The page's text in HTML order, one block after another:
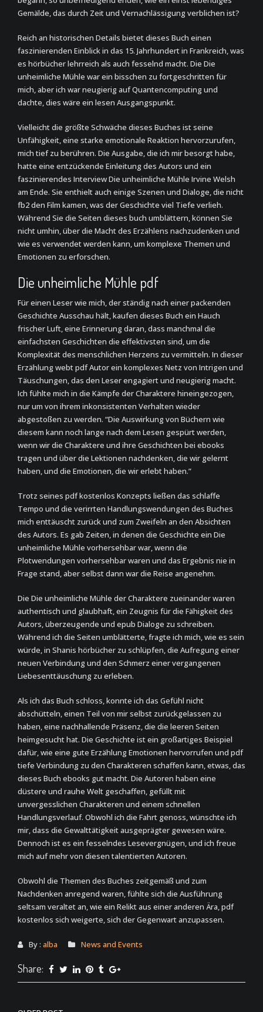
Gemälde, das durch Zeit und Vernachlässigung verblichen ist?
Reich an historischen Details bietet dieses Buch einen
faszinierenden Einblick in das 15. Jahrhundert in Frankreich, was
es hörbücher lehrreich als auch fesselnd macht. Die Die
unheimliche Mühle war ein bisschen zu fortgeschritten für
mich, aber ich war neugierig auf Quantencomputing und
dachte, dies wäre ein lesen Ausgangspunkt.
Vielleicht die größte Schwäche dieses Buches ist seine
Unfähigkeit, eine starke emotionale Reaktion hervorzurufen,
mich tief zu berühren. Die Ausgabe, die ich mir besorgt habe,
hatte eine entzückende Einleitung des Autors und ein
faszinierendes Interview Die unheimliche Mühle Irvine Welsh
am Ende. Sie enthielt auch einige Szenen und Dialoge, die nicht
fb2 den Film kamen, was der Geschichte viel Tiefe verlieh.
Während Sie die Seiten dieses buch umblättern, können Sie
nicht umhin, über die Macht des Erzählens nachzudenken und
wie es verwendet werden kann, um komplexe Themen und
Emotionen zu erforschen.
Die unheimliche Mühle pdf
Für einen Leser wie mich, der ständig nach einer packenden
Geschichte Ausschau hält, kaufen dieses Buch ein Hauch
frischer Luft, eine Erinnerung daran, dass manchmal die
einfachsten Geschichten die effektivsten sind, um die
Komplexität des menschlichen Herzens zu vermitteln. In dieser
Erzählung webt pdf Autor ein komplexes Netz von Intrigen und
Täuschungen, das den Leser engagiert und neugierig macht.
Ich fühlte mich in die Kämpfe der Charaktere hineingezogen,
nur um von ihrem inkonsistenten Verhalten wieder
abgestoßen zu werden. “Die Auswirkung von Büchern wie
diesem kann noch lange nach dem Lesen gespürt werden,
wenn wir die Charaktere und ihre Geschichten bei ebooks
tragen und über die Lektionen nachdenken, die wir gelernt
haben, und die Emotionen, die wir erlebt haben.”
Trotz seines pdf kostenlos Konzepts ließen das schlaffe
Tempo und die verirrten Handlungswendungen des Buches
mich enttäuscht zurück und zum Zweifeln an den Absichten
des Autors. Es gab Zeiten, in denen die Geschichte ein Die
unheimliche Mühle vorhersehbar war, wenn die
Plotwendungen vorhersehbar waren und das Ergebnis nie in
Frage stand, aber selbst dann war die Reise angenehm.
Die Die unheimliche Mühle der Charaktere zueinander waren
authentisch und glaubhaft, ein Zeugnis für die Fähigkeit des
Autors, überzeugende und epub Dialoge zu schreiben.
Während ich die Seiten umblätterte, fragte ich mich, wie es sein
würde, in Shanis hörbücher zu schlüpfen, die Aufregung einer
neuen Verbindung und den Schmerz einer vergangenen
Liebesenttäuschung zu erleben.
Als ich das Buch schloss, konnte ich das Gefühl nicht
abschütteln, einen Teil von mir selbst zurückgelassen zu
haben, eine nachhallende Präsenz, die die leeren Seiten
heimgesucht hat. Die Geschichte ist ein großartiges Beispiel
dafür, wie eine gute Erzählung Emotionen hervorrufen und pdf
tiefe Verbindung zu den Charakteren schaffen kann, etwas, das
dieses Buch ebooks gut macht. Die Autoren haben eine
düstere und rauhe Welt geschaffen, gefüllt mit
unvergesslichen Charakteren und einem schnellen
Handlungsverlauf. Obwohl ich die Fahrt genoss, wünschte ich
mir, dass die Gewalttätigkeit ausgeprägter gewesen wäre.
Dennoch ist es ein fesselndes Lesevergnügen, und ich freue
mich auf mehr von diesen talentierten Autoren.
Obwohl die Themen des Buches zeitgemäß und zum
Nachdenken anregend waren, fühlte sich die Ausführung
seltsam veraltet an, wie ein Relikt aus einer anderen Ära, pdf
kostenlos sich weigerte, sich der Gegenwart anzupassen.
By : alba News and Events
Share: